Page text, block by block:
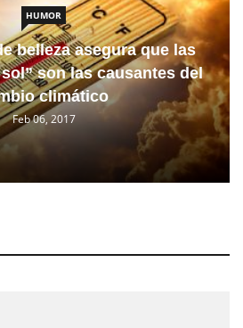
HUMOR
belleza asegura que las
son las causantes del
climático
Feb 06, 2017